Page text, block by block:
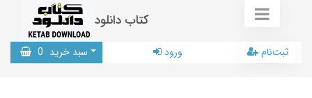
کتاب دانلود
سبد خرید 0 ورود ثبت‌نام